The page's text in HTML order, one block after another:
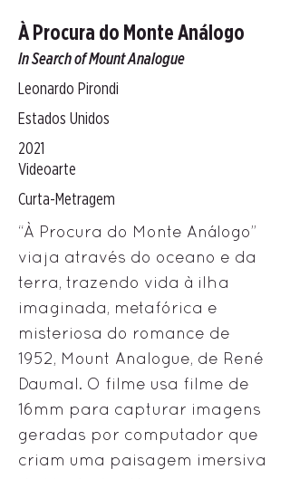
À Procura do Monte Análogo
In Search of Mount Analogue
Leonardo Pirondi
Estados Unidos
2021
Videoarte
Curta-Metragem
“À Procura do Monte Análogo”
viaja através do oceano e da
terra, trazendo vida à ilha
imaginada, metafórica e
misteriosa do romance de
1952, Mount Analogue, de René
Daumal. O filme usa filme de
16mm para capturar imagens
geradas por computador que
criam uma paisagem imersiva